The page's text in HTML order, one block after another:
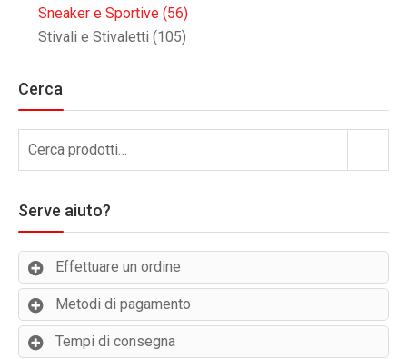
Sneaker e Sportive (56)
Stivali e Stivaletti (105)
Cerca
Serve aiuto?
Effettuare un ordine
Metodi di pagamento
Tempi di consegna